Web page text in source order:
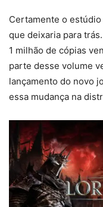
Certamente o
que deixaria para
1 milhão de cópias
parte desse volume
lançamento do novo
essa mudança na